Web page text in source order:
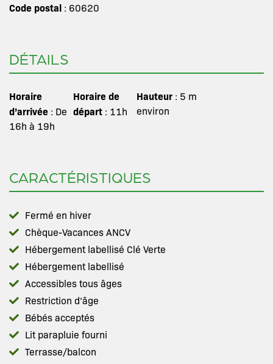
Code postal : 60620
DÉTAILS
Horaire
d’arrivée : De
16h à 19h
Horaire de
départ: 11h
Hauteur : 5 m
environ
CARACTÉRISTIQUES
Fermé en hiver
Chèque-Vacances ANCV
Hébergement labellisé Clé Verte
Hébergement labellisé
Accessibles tous âges
Restriction d‘âge
Bébés acceptés
Lit parapluie fourni
Terrasse/balcon